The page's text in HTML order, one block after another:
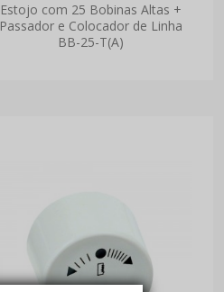
Estojo com 25 Bobinas Altas +
Passador e Colocador de Linha
BB-25-T(A)